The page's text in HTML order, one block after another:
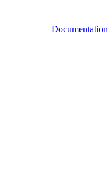
Documentation